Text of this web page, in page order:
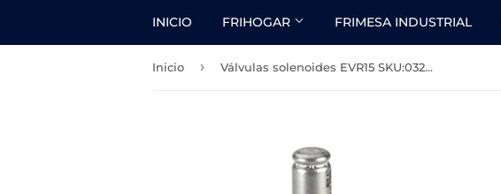
INICIO FRIHOGAR FRIMESA INDUSTRIAL
Inicio › Válvulas solenoides EVR15 SKU:032F1225